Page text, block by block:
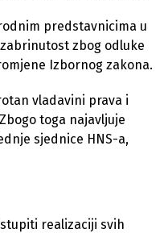
predstavnicima u
zbog odluke
Izbornog zakona.
vladavini prava i
toga najavljuje
sjednice HNS-a,
realizaciji svih